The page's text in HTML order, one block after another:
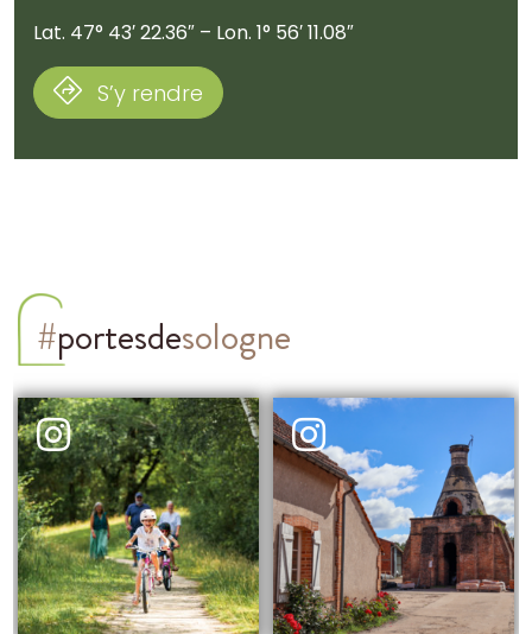
Lat. 47° 43′ 22.36″ – Lon. 1° 56′ 11.08″
S’y rendre
#portesdesologne